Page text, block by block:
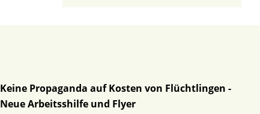
Keine Propaganda auf Kosten von Flüchtlingen -
Neue Arbeitsshilfe und Flyer